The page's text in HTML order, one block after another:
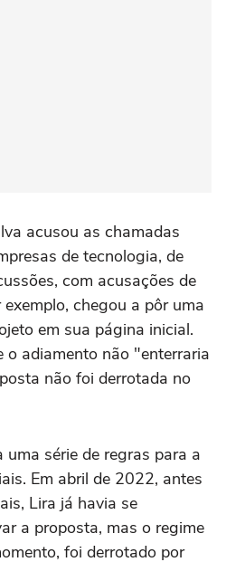
acusou as chamadas
de tecnologia, de
com acusações de
chegou a pôr uma
em sua página inicial.
o adiamento não "enterraria
não foi derrotada no
série de regras para a
Em abril de 2022, antes
Lira já havia se
a proposta, mas o regime
foi derrotado por